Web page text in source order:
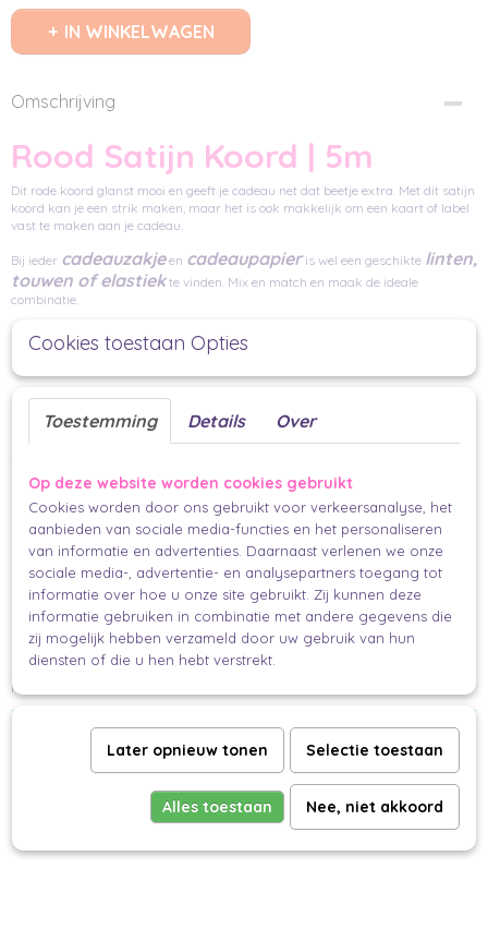
IN WINKELWAGEN
Omschrijving
Rood Satijn Koord | 5m
Dit rode koord glanst mooi en geeft je cadeau net dat beetje extra. Met dit satijn
koord kan je een strik maken, maar het is ook makkelijk om een kaart of label
vast te maken aan je cadeau.
Bij ieder cadeauzakjeen cadeaupapieris wel een geschikte linten,
touwen of elastiekte vinden. Mix en match en maak de ideale
combinatie.
2mm
Manieren om lint, touw of elastiek
te gebruiken
Strik het kruislings om je cadeau
Maak een toren van meerdere cadeautjes en bind ze aan elkaar
Wikkel het lint een enkele keer of een paar keer om je pakje
Maak je lint, touw of elastiek vast met een mooie stickers
Hang er een minikaartje of label
met persoonlijke boodschap aan
Of hang er een mooiehangeraan
Zo maak jij een mooi verpakt cadeau.
Makkelijk en mooi inpakken.
Ook interessant
Cookies toestaan Opties
Toestemming Details Over
Op deze website worden cookies gebruikt
Cookies worden door ons gebruikt voor verkeersanalyse, het
aanbieden van sociale media-functies en het personaliseren
van informatie en advertenties. Daarnaast verlenen we onze
sociale media-, advertentie- en analysepartners toegang tot
informatie over hoe u onze site gebruikt. Zij kunnen deze
informatie gebruiken in combinatie met andere gegevens die
zij mogelijk hebben verzameld door uw gebruik van hun
diensten of die u hen hebt verstrekt.
Later opnieuw tonen Selectie toestaan
Alles toestaan Nee, niet akkoord